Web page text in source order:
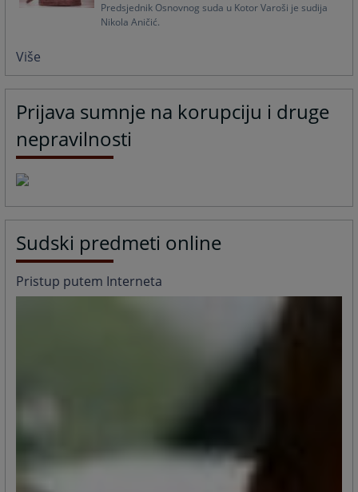
Predsjednik Osnovnog suda u Kotor Varoši je sudija
Nikola Aničić.
Više
Prijava sumnje na korupciju i druge
nepravilnosti
Sudski predmeti online
Pristup putem Interneta